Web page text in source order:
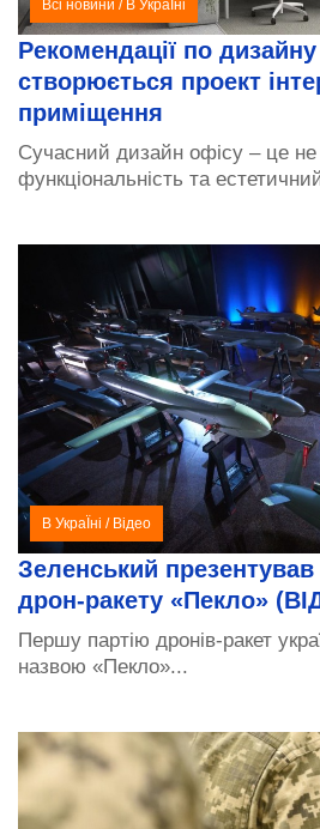
Всі новини / В УкраЇні
Рекомендації по
створюється проект
приміщення
Сучасний дизайн офісу – це
функціональність та
В УкраЇні / Відео
Зеленський презентував
дрон-ракету «Пекло»
Першу партію дронів-ракет
назвою «Пекло»...